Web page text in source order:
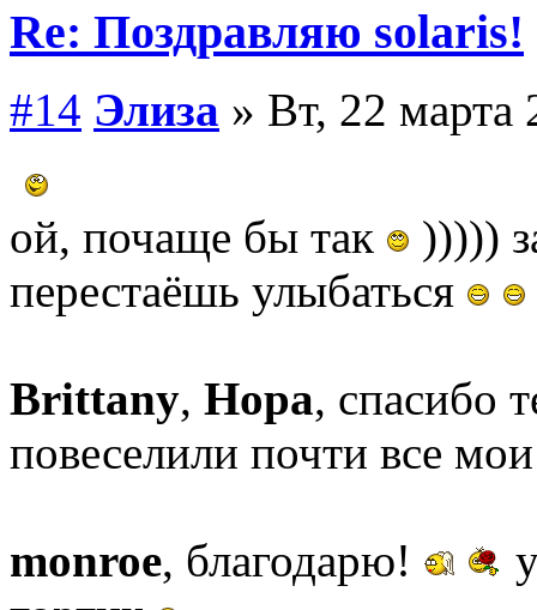
Re: Поздравляю solaris!
#14 Элиза » Вт, 22 марта
ой, почаще бы так
)))))
перестаёшь улыбаться
Brittany, Нора, спасибо
повеселили почти все
monroe, благодарю!